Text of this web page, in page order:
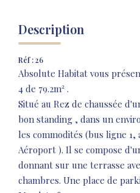
Description
Réf : 26
Absolute Habitat vous
4 de 79.2m² .
Situé au Rez de chaussée
bon standing , dans un
les commodités (bus ligne 1,
Aéroport ). Il se compose
donnant sur une terrasse
chambres. Une place de